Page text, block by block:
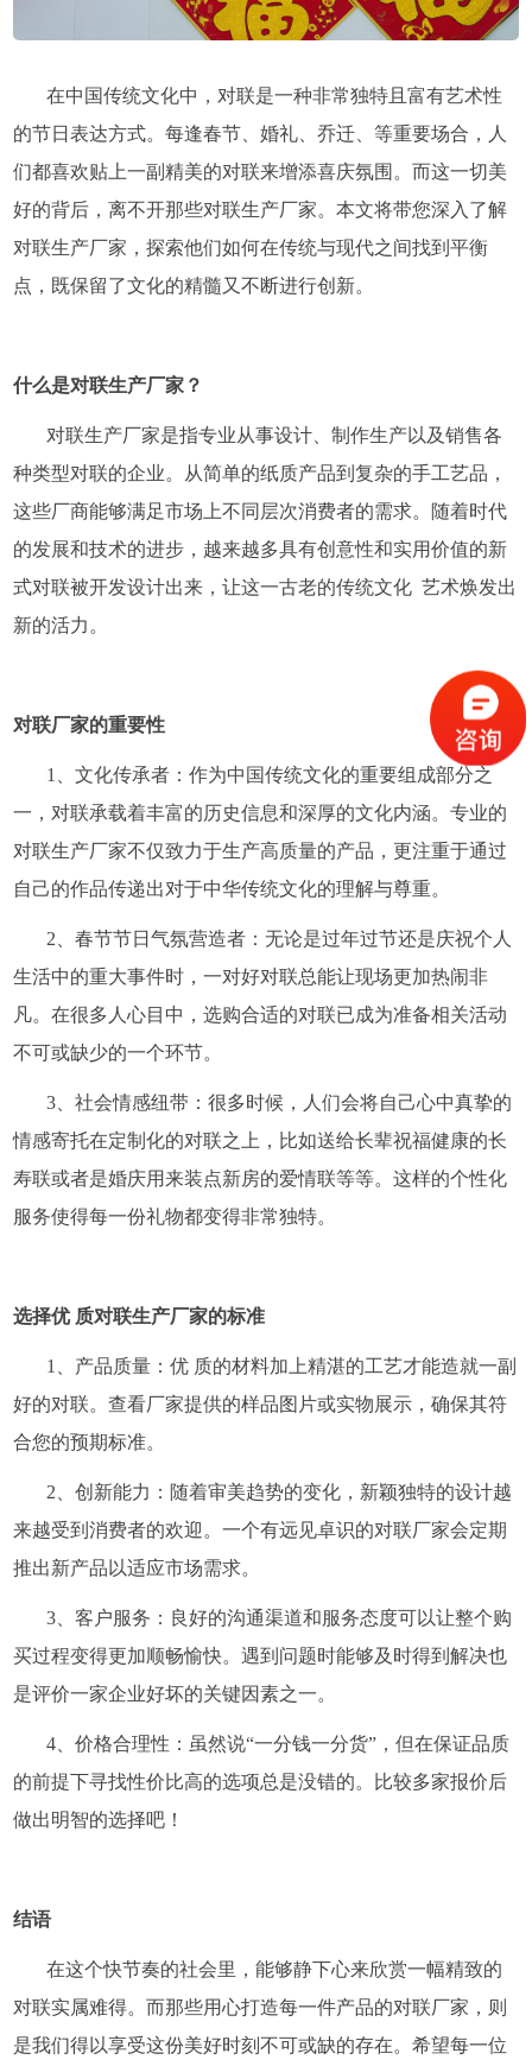
在中国传统文化中，对联是一种非常独特且富有艺术性
的节日表达方式。每逢春节、婚礼、乔迁、等重要场合，人
们都喜欢贴上一副精美的对联来增添喜庆氛围。而这一切美
好的背后，离不开那些对联生产厂家。本文将带您深入了解
对联生产厂家，探索他们如何在传统与现代之间找到平衡
点，既保留了文化的精髓又不断进行创新。
什么是对联生产厂家？
对联生产厂家是指专业从事设计、制作生产以及销售各
种类型对联的企业。从简单的纸质产品到复杂的手工艺品，
这些厂商能够满足市场上不同层次消费者的需求。随着时代
的发展和技术的进步，越来越多具有创意性和实用价值的新
式对联被开发设计出来，让这一古老的传统文化 艺术焕发出
新的活力。
对联厂家的重要性
1、文化传承者：作为中国传统文化的重要组成部分之
一，对联承载着丰富的历史信息和深厚的文化内涵。专业的
对联生产厂家不仅致力于生产高质量的产品，更注重于通过
自己的作品传递出对于中华传统文化的理解与尊重。
2、春节节日气氛营造者：无论是过年过节还是庆祝个人
生活中的重大事件时，一对好对联总能让现场更加热闹非
凡。在很多人心目中，选购合适的对联已成为准备相关活动
不可或缺少的一个环节。
3、社会情感纽带：很多时候，人们会将自己心中真挚的
情感寄托在定制化的对联之上，比如送给长辈祝福健康的长
寿联或者是婚庆用来装点新房的爱情联等等。这样的个性化
服务使得每一份礼物都变得非常独特。
选择优 质对联生产厂家的标准
1、产品质量：优 质的材料加上精湛的工艺才能造就一副
好的对联。查看厂家提供的样品图片或实物展示，确保其符
合您的预期标准。
2、创新能力：随着审美趋势的变化，新颖独特的设计越
来越受到消费者的欢迎。一个有远见卓识的对联厂家会定期
推出新产品以适应市场需求。
3、客户服务：良好的沟通渠道和服务态度可以让整个购
买过程变得更加顺畅愉快。遇到问题时能够及时得到解决也
是评价一家企业好坏的关键因素之一。
4、价格合理性：虽然说“一分钱一分货”，但在保证品质
的前提下寻找性价比高的选项总是没错的。比较多家报价后
做出明智的选择吧！
结语
在这个快节奏的社会里，能够静下心来欣赏一幅精致的
对联实属难得。而那些用心打造每一件产品的对联厂家，则
是我们得以享受这份美好时刻不可或缺的存在。希望每一位